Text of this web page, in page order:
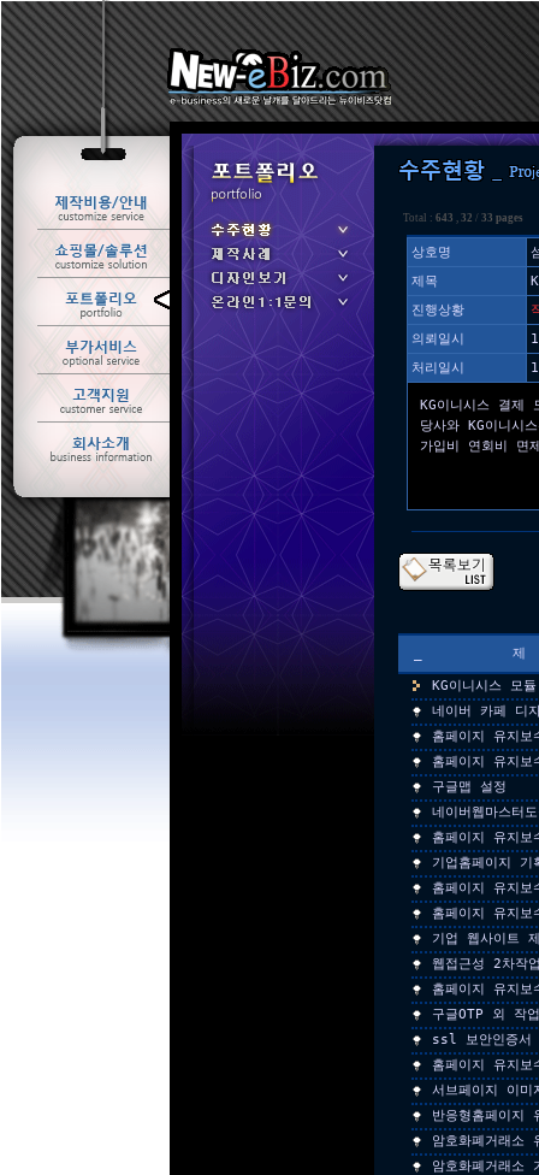
Total : 643 , 32 / 33 pages
상호명
제목
진행상황
의뢰일시
처리일시
KG이니시스 결제
당사와 KG이니시
가입비 연회비 면
KG이니시스 모
네이버 카페 디
홈페이지 유지보
홈페이지 유지보
구글맵 설정
네이버웹마스터
홈페이지 유지보
기업홈페이지 기
홈페이지 유지보
홈페이지 유지보
기업 웹사이트
웹접근성 2차작
홈페이지 유지보
구글OTP 외 작업
ssl 보안인증서
홈페이지 유지보
서브페이지 이미
반응형홈페이지
암호화폐거래소
암호화폐거래소
ㆍ 수주현황
ㆍ 제작사례